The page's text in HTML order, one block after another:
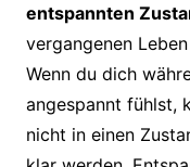
entspannten
vergangenen
Wenn du dich
angespannt fühlst,
nicht in einen